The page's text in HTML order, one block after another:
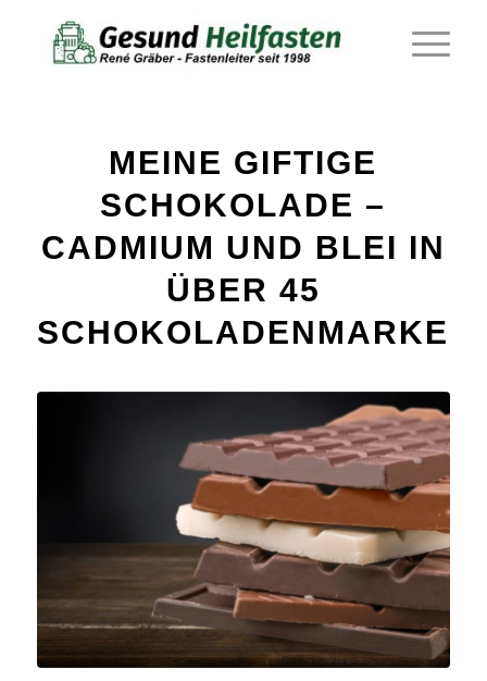
MEINE GIFTIGE
SCHOKOLADE –
CADMIUM UND BLEI IN
ÜBER 45
SCHOKOLADENMARKEN